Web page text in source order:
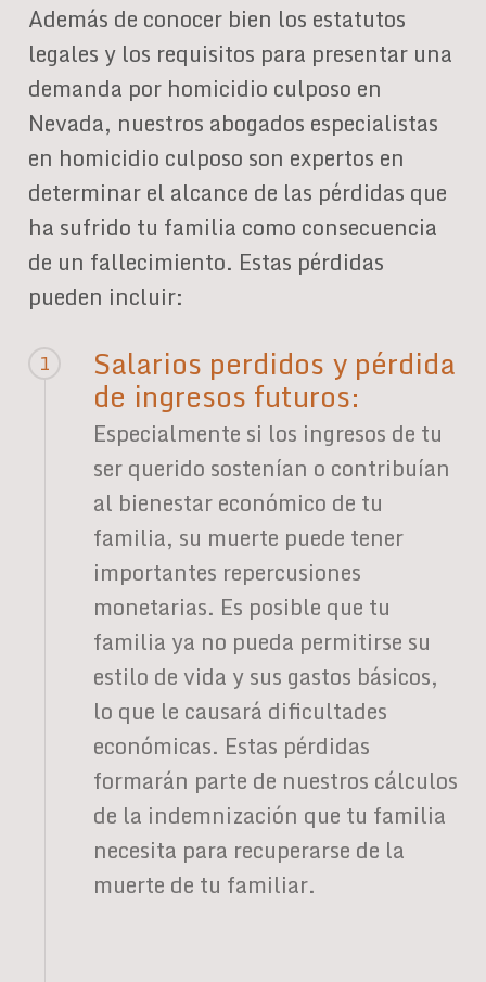
Además de conocer bien los estatutos
legales y los requisitos para presentar una
demanda por homicidio culposo en
Nevada, nuestros abogados especialistas
en homicidio culposo son expertos en
determinar el alcance de las pérdidas que
ha sufrido tu familia como consecuencia
de un fallecimiento. Estas pérdidas
pueden incluir:
1 Salarios perdidos y pérdida
de ingresos futuros:
Especialmente si los ingresos de tu
ser querido sostenían o contribuían
al bienestar económico de tu
familia, su muerte puede tener
importantes repercusiones
monetarias. Es posible que tu
familia ya no pueda permitirse su
estilo de vida y sus gastos básicos,
lo que le causará dificultades
económicas. Estas pérdidas
formarán parte de nuestros cálculos
de la indemnización que tu familia
necesita para recuperarse de la
muerte de tu familiar.